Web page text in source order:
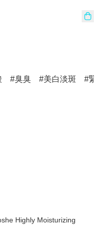
臭臭 美白淡斑
緊
Highly Moisturizing